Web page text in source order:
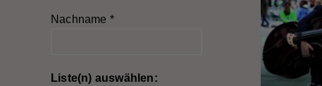
Nachname *
Liste(n) auswählen: